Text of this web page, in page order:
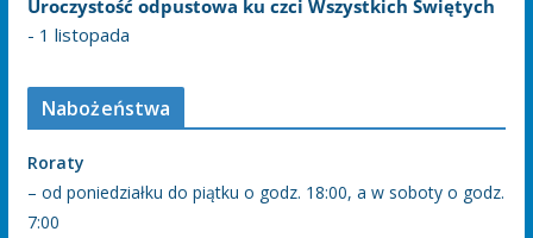
Uroczystość odpustowa ku czci Wszystkich Świętych
- 1 listopada
Nabożeństwa
Roraty
– od poniedziałku do piątku o godz. 18:00, a w soboty o godz.
7:00